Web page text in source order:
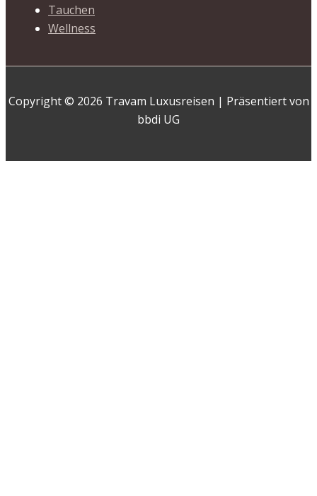
Tauchen
Wellness
Copyright © 2026 Travam Luxusreisen | Präsentiert von
bbdi UG